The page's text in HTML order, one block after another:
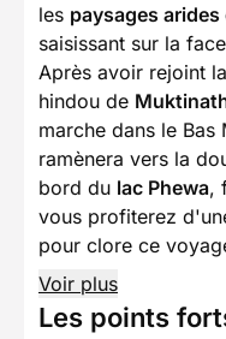
les paysages
saisissant sur la
Après avoir rejoint
hindou de
marche dans le
ramènera vers la
bord du lac Phewa,
vous profiterez
pour clore ce
Voir plus
Les points